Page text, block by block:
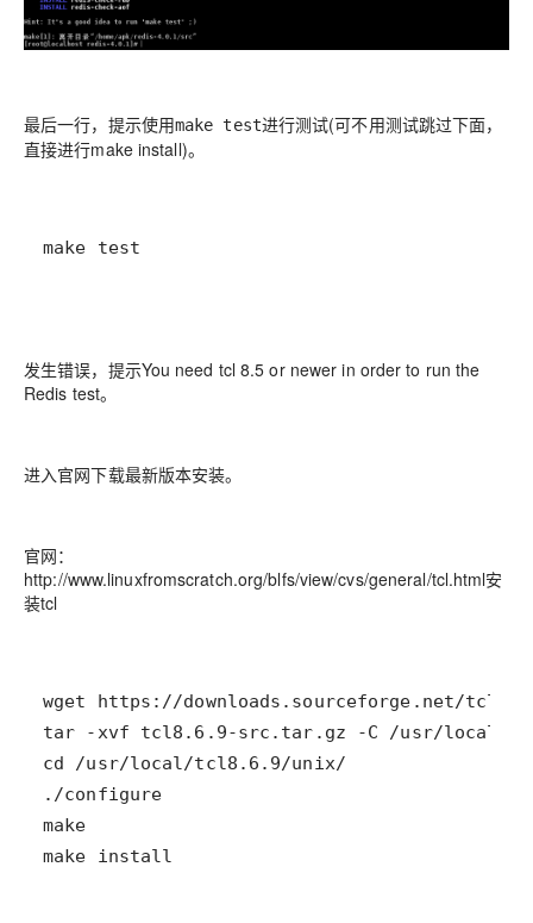
最后一行，提示使用make test进行测试(可不用测试跳过下面，
直接进行make install)。
make test
发生错误，提示You need tcl 8.5 or newer in order to run the
Redis test。
进入官网下载最新版本安装。
官网：
http://www.linuxfromscratch.org/blfs/view/cvs/general/tcl.html安
装tcl